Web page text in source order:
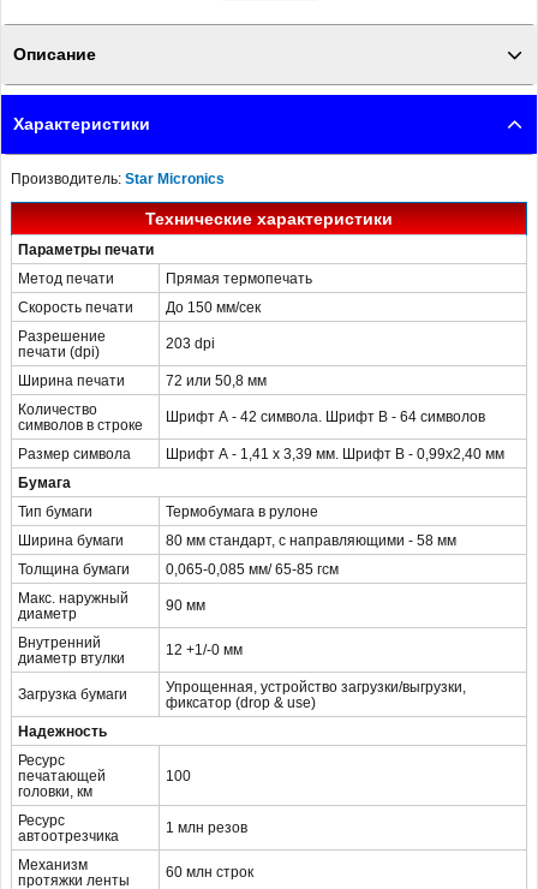
Описание
характеристики и свойства посмотрите на сайте ПОСЛЭНД
Характеристики
Производитель: Star Micronics
Технические характеристики
Параметры печати
Метод печати
Прямая термопечать
Скорость печати
До 150 мм/сек
Разрешение
печати (dpi)
203 dpi
Ширина печати
72 или 50,8 мм
Количество
символов в строке
Шрифт А - 42 символа. Шрифт В - 64 символов
Размер символа
Шрифт А - 1,41 х 3,39 мм. Шрифт В - 0,99х2,40 мм
Бумага
Тип бумаги
Термобумага в рулоне
Ширина бумаги
80 мм стандарт, с направляющими - 58 мм
Толщина бумаги
0,065-0,085 мм/ 65-85 гсм
Макс. наружный
диаметр
90 мм
Внутренний
диаметр втулки
12 +1/-0 мм
Загрузка бумаги
Упрощенная, устройство загрузки/выгрузки,
фиксатор (drop & use)
Надежность
Ресурс
печатающей
головки, км
100
Ресурс
автоотрезчика
1 млн резов
Механизм
протяжки ленты
60 млн строк